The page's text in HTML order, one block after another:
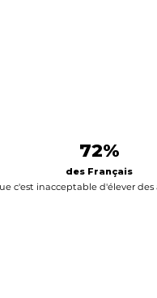
72%
des Français
c'est inacceptable d'élever